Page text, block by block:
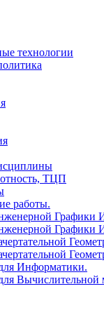
технологии
ТЦП
работы.
Информатики.
Вычислительной